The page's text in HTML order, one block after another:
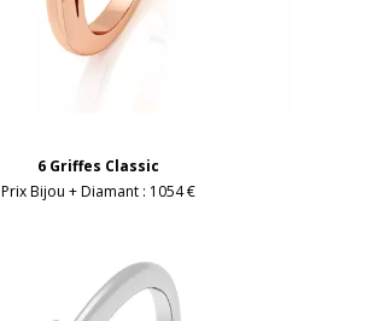
6 Griffes Classic
Prix Bijou + Diamant : 1054 €